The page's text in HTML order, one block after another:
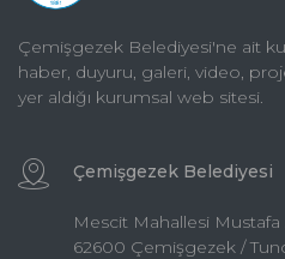
Çemişgezek Belediyesi'ne ait
haber, duyuru, galeri, video,
yer aldığı kurumsal web sitesi.
Çemişgezek Belediyesi
Mescit Mahallesi Mustafa
62600 Çemişgezek /